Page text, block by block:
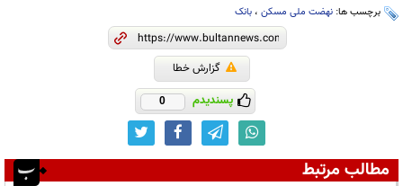
برچسب ها: نهضت ملی مسکن ، بانک
گزارش خطا
پسندیدم 0
مطالب مرتبط